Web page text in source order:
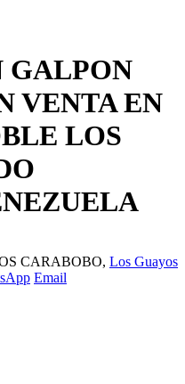
GALPON
VENTA EN
LOS
CARABOBO, Los Guayos
Email